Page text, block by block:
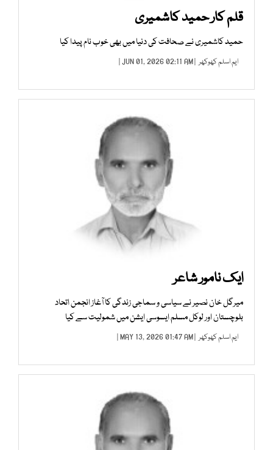
قلم کار حمید کاشمیری
حمید کاشمیری نے صحافت کی دنیا میں بھی خوب نام پیدا کیا
ایم اسلم کھوکھر | JUN 01, 2026 02:11 AM |
ایک نامور شاعر
میرگل خان نصیر نے سیاسی و سماجی زندگی کا آغاز انجمن اتحاد
بلوچستان اور لوکل مسلم ایسوسی ایشن میں شمولیت سے کیا
ایم اسلم کھوکھر | MAY 13, 2026 01:47 AM |